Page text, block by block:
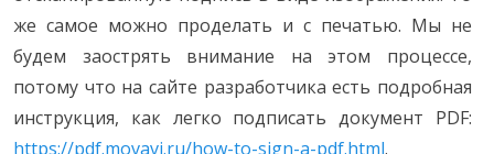
же самое можно проделать и с печатью. Мы не
будем заострять внимание на этом процессе,
потому что на сайте разработчика есть подробная
инструкция, как легко подписать документ PDF:
https://pdf.movavi.ru/how-to-sign-a-pdf.html.